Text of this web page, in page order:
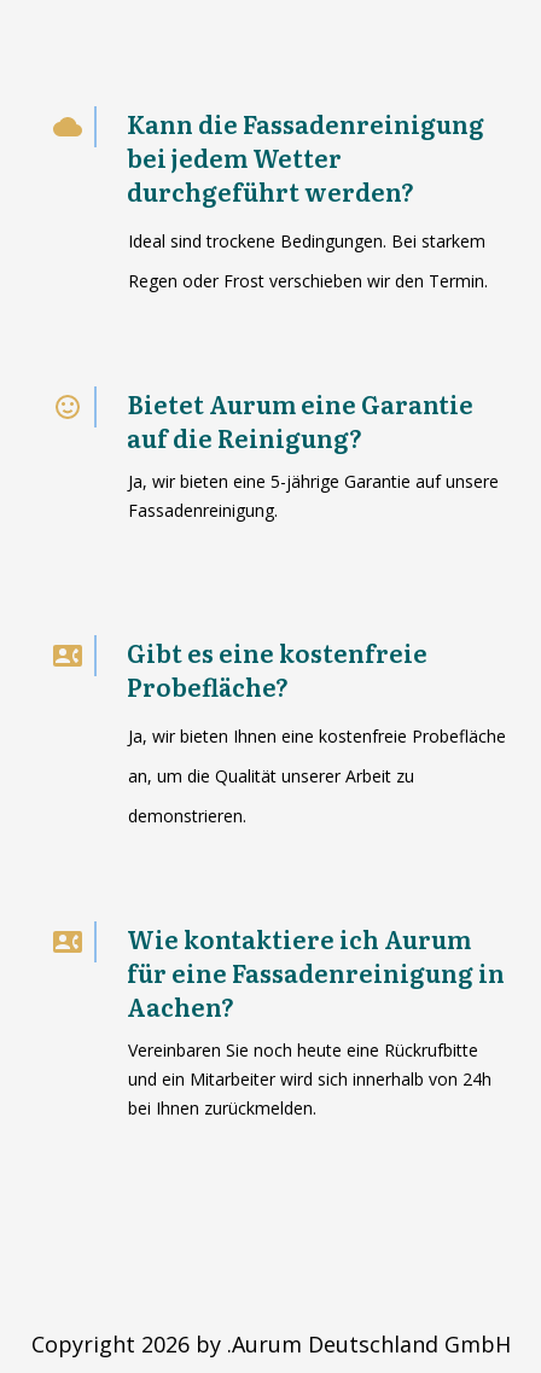
Kann die Fassadenreinigung
bei jedem Wetter
durchgeführt werden?
Ideal sind trockene Bedingungen. Bei starkem
Regen oder Frost verschieben wir den Termin.
Bietet Aurum eine Garantie
auf die Reinigung?
Ja, wir bieten eine 5-jährige Garantie auf unsere
Fassadenreinigung.
Gibt es eine kostenfreie
Probefläche?
Ja, wir bieten Ihnen eine kostenfreie Probefläche
an, um die Qualität unserer Arbeit zu
demonstrieren.
Wie kontaktiere ich Aurum
für eine Fassadenreinigung in
Aachen?
Vereinbaren Sie noch heute eine Rückrufbitte
und ein Mitarbeiter wird sich innerhalb von 24h
bei Ihnen zurückmelden.
Copyright 2026 by .Aurum Deutschland GmbH